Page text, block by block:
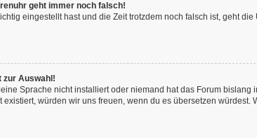
geht immer noch falsch!
eingestellt hast und die Zeit trotzdem noch falsch ist, geht
zur Auswahl!
Sprache nicht installiert oder niemand hat das Forum
würden wir uns freuen, wenn du es übersetzen würdest.